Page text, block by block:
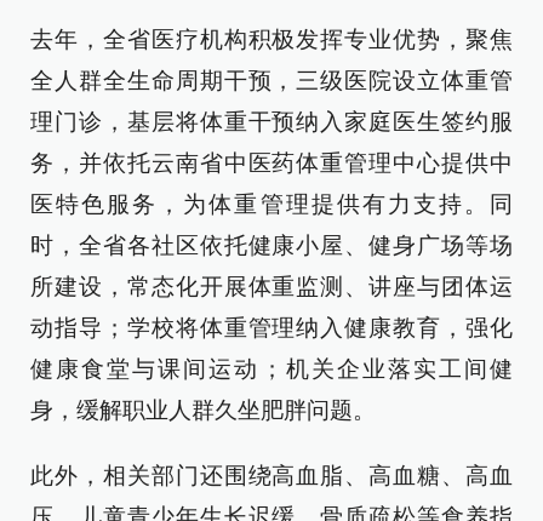
去年，全省医疗机构积极发挥专业优势，聚焦
全人群全生命周期干预，三级医院设立体重管
理门诊，基层将体重干预纳入家庭医生签约服
务，并依托云南省中医药体重管理中心提供中
医特色服务，为体重管理提供有力支持。同
时，全省各社区依托健康小屋、健身广场等场
所建设，常态化开展体重监测、讲座与团体运
动指导；学校将体重管理纳入健康教育，强化
健康食堂与课间运动；机关企业落实工间健
身，缓解职业人群久坐肥胖问题。
此外，相关部门还围绕高血脂、高血糖、高血